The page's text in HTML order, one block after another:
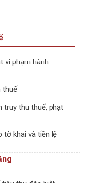
vi phạm hành
thuế
truy thu thuế, phạt
tờ khai và tiền lệ